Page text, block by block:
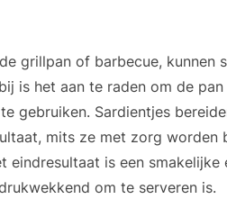
grillpan of barbecue, kunnen
is het aan te raden om de
gebruiken. Sardientjes
mits ze met zorg worden
eindresultaat is een
om te serveren is.